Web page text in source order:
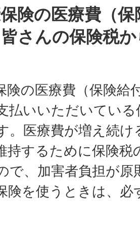
険の医療費（
さんの保険税
険の医療費（保険給
払いいただいてい
。医療費が増え続け
持するために保険税
で、加害者負担が原
険を使うときは、必